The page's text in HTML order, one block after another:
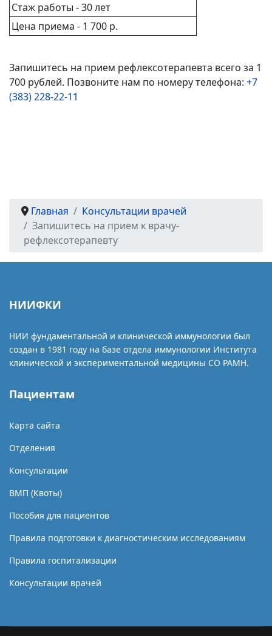
Стаж работы - 30 лет
Цена приема - 1 700 р.
Запишитесь на прием рефлексотерапевта всего за 1
700 рублей. Позвоните нам по номеру телефона: +7
(383) 228-22-11
Главная
Консультации врачей
Запишитесь на прием к врачу-
рефлексотерапевту
НИИФКИ
НИИ фундаментальной и клинической иммунологии был
создан в 1981 году на базе отдела иммунологии Института
клинической и экспериментальной медицины СО РАМН.
Пациентам
Карта сайта
Отделения
Консультации
ВМП (Квоты)
Пособия для пациентов
Правила подготовки к диагностическим исследованиям
Правила госпитализации
Консультации врачей